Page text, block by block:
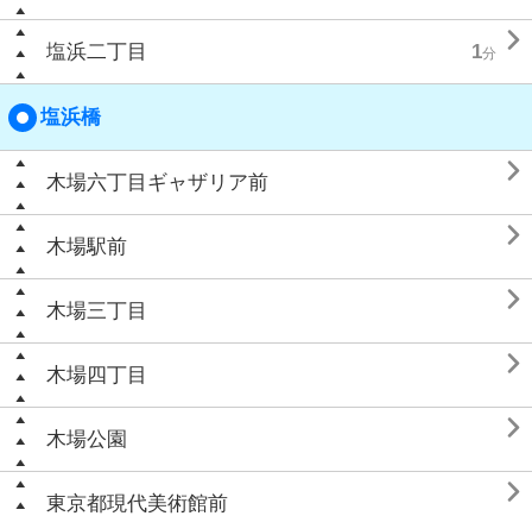
塩浜二丁目 1分 
塩浜橋
木場六丁目ギャザリア前 
木場駅前 
木場三丁目 
木場四丁目 
木場公園 
東京都現代美術館前 